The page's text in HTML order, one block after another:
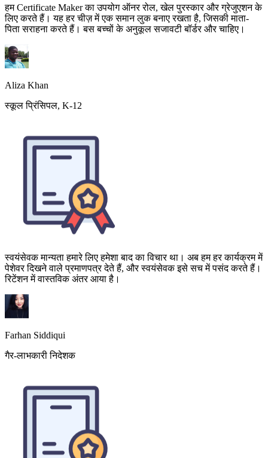
Aliza Khan
स्कूल प्रिंसिपल, K-12
स्वयंसेवक मान्यता हमारे लिए हमेशा बाद का विचार था। अब हम हर कार्यक्रम में
पेशेवर दिखने वाले प्रमाणपत्र देते हैं, और स्वयंसेवक इसे सच में पसंद करते हैं।
रिटेंशन में वास्तविक अंतर आया है।
Farhan Siddiqui
गैर-लाभकारी निदेशक
हमने तिमाही कर्मचारी पुरस्कारों के लिए Certificate Maker अपनाया। टेम्पलेट
पॉलिश दिखते हैं, हालांकि मुझे और लैंडस्केप विकल्प चाहिए। कुल मिलाकर,
डिज़ाइन समय एक सप्ताह से घटकर एक दोपहर हो गया।